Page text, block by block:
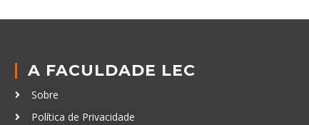
A FACULDADE LEC
Sobre
Política de Privacidade